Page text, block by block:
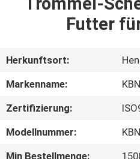
PRODUKTE
ÜBER
UNS
FABRIK-
AUSFLUG
Futter
Herkunftsort:
Markenname:
KBN
Zertifizierung:
Modellnummer:
Min Bestellmenge: